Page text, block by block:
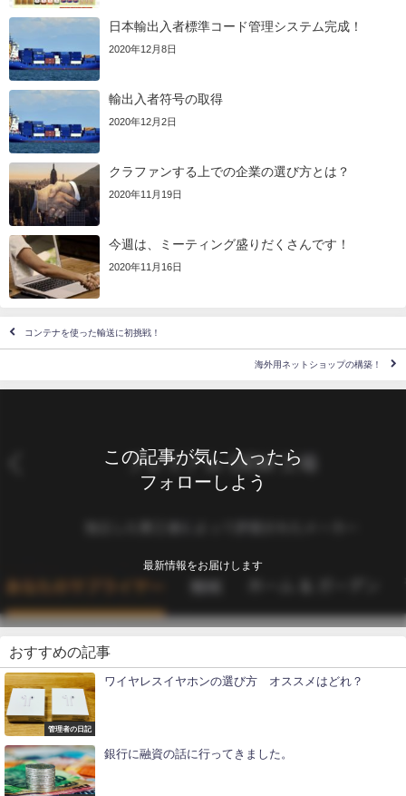
日本輸出入者標準コード管理システム完成！
2020年12月8日
輸出入者符号の取得
2020年12月2日
クラファンする上での企業の選び方とは？
2020年11月19日
今週は、ミーティング盛りだくさんです！
2020年11月16日
コンテナを使った輸送に初挑戦！
海外用ネットショップの構築！
この記事が気に入ったら
フォローしよう
最新情報をお届けします
おすすめの記事
管理者の日記
ワイヤレスイヤホンの選び方 オススメはどれ？
銀行に融資の話に行ってきました。